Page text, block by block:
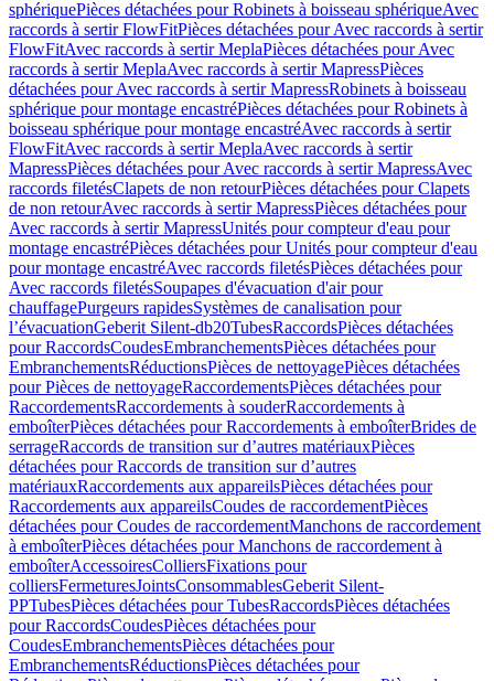
sphériquePièces détachées pour Robinets à boisseau sphériqueAvec
raccords à sertir FlowFitPièces détachées pour Avec raccords à sertir
FlowFitAvec raccords à sertir MeplaPièces détachées pour Avec
raccords à sertir MeplaAvec raccords à sertir MapressPièces
détachées pour Avec raccords à sertir MapressRobinets à boisseau
sphérique pour montage encastréPièces détachées pour Robinets à
boisseau sphérique pour montage encastréAvec raccords à sertir
FlowFitAvec raccords à sertir MeplaAvec raccords à sertir
MapressPièces détachées pour Avec raccords à sertir MapressAvec
raccords filetésClapets de non retourPièces détachées pour Clapets
de non retourAvec raccords à sertir MapressPièces détachées pour
Avec raccords à sertir MapressUnités pour compteur d'eau pour
montage encastréPièces détachées pour Unités pour compteur d'eau
pour montage encastréAvec raccords filetésPièces détachées pour
Avec raccords filetésSoupapes d'évacuation d'air pour
chauffagePurgeurs rapidesSystèmes de canalisation pour
l’évacuationGeberit Silent-db20TubesRaccordsPièces détachées
pour RaccordsCoudesEmbranchementsPièces détachées pour
EmbranchementsRéductionsPièces de nettoyagePièces détachées
pour Pièces de nettoyageRaccordementsPièces détachées pour
RaccordementsRaccordements à souderRaccordements à
emboîterPièces détachées pour Raccordements à emboîterBrides de
serrageRaccords de transition sur d’autres matériauxPièces
détachées pour Raccords de transition sur d’autres
matériauxRaccordements aux appareilsPièces détachées pour
Raccordements aux appareilsCoudes de raccordementPièces
détachées pour Coudes de raccordementManchons de raccordement
à emboîterPièces détachées pour Manchons de raccordement à
emboîterAccessoiresColliersFixations pour
colliersFermeturesJointsConsommablesGeberit Silent-
PPTubesPièces détachées pour TubesRaccordsPièces détachées
pour RaccordsCoudesPièces détachées pour
CoudesEmbranchementsPièces détachées pour
EmbranchementsRéductionsPièces détachées pour